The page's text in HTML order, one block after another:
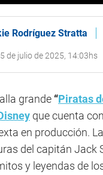
Rodríguez Stratta
de julio de 2025, 14:03hs
grande “Piratas
que cuenta
en producción.
del capitán Jack
y leyendas de